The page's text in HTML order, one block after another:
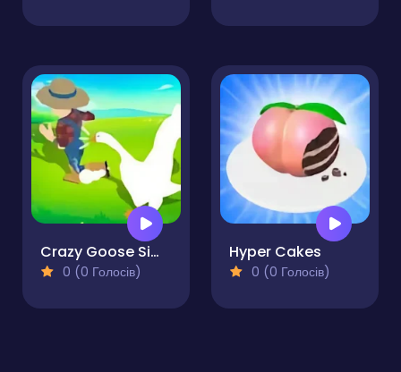
Crazy Goose Simulator
0 (0 Голосів)
Hyper Cakes
0 (0 Голосів)